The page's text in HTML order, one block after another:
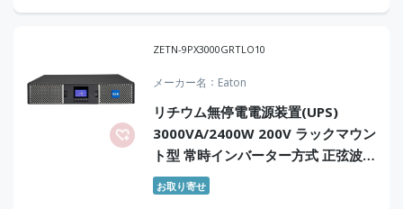
ZETN-9PX3000GRTLO10
メーカー名 Eaton
リチウム無停電電源装置(UPS)
3000VA/2400W 200V ラックマウン
ト型 常時インバーター方式 正弦波
オンサイト10年保証付
お取り寄せ